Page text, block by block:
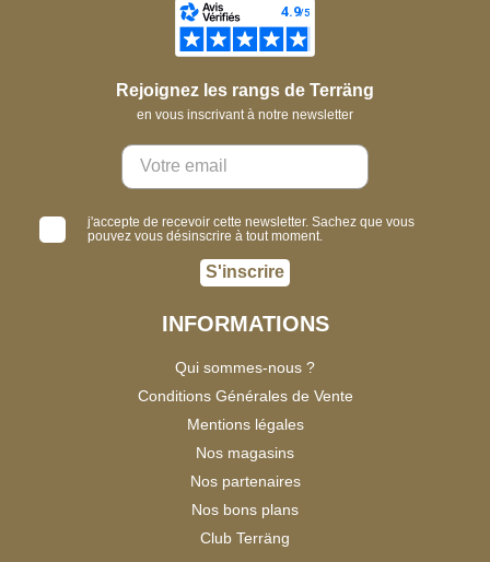
Rejoignez les rangs de Terräng
en vous inscrivant à notre newsletter
j'accepte de recevoir cette newsletter. Sachez que vous
pouvez vous désinscrire à tout moment.
S'inscrire
INFORMATIONS
Qui sommes-nous ?
Conditions Générales de Vente
Mentions légales
Nos magasins
Nos partenaires
Nos bons plans
Club Terräng